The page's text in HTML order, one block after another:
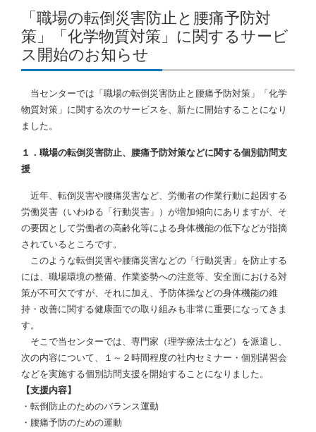
「職場の転倒災害防止と腰痛予防対
策」「化学物質対策」に関するサービ
ス開始のお知らせ
当センターでは「職場の転倒災害防止と腰痛予防対策」「化学
物質対策」に関する次のサービスを、新たに開始することになり
ました。
１．職場の転倒災害防止、腰痛予防対策などに関する個別訪問支
援
近年、転倒災害や腰痛災害など、労働者の作業行動に起因する
労働災害（いわゆる「行動災害」）が増加傾向にありますが、そ
の要因として労働者の高齢化等による身体機能の低下などが指摘
されているところです。
このような転倒災害や腰痛災害などの「行動災害」を防止する
には、職場環境の整備、作業姿勢への注意等、安全面における対
策が不可欠ですが、それに加え、予防体操などの身体機能の維
持・改善に関する健康面での取り組みも非常に重要になってきま
す。
そこで当センターでは、専門家（理学療法士など）を派遣し、
次の内容について、１～２時間程度の社内セミナー・個別講習会
などを実施する個別訪問支援を開始することになりました。
【支援内容】
・転倒防止のためのバランス運動
・腰痛予防のための運動